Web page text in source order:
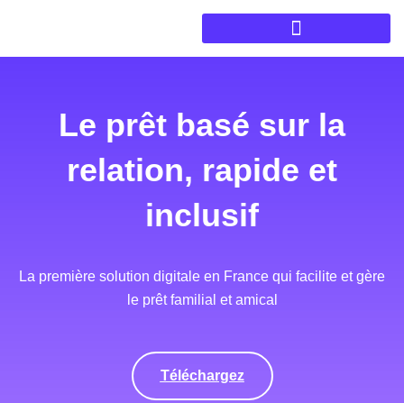
Le prêt basé sur la
relation, rapide et
inclusif
La première solution digitale en France qui facilite et gère
le prêt familial et amical
Téléchargez